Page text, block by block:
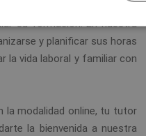
adaptado a las necesidades
su formación. En nuestra
y planificar sus horas
la vida laboral y familiar con
la modalidad online, tu tutor
la bienvenida a nuestra